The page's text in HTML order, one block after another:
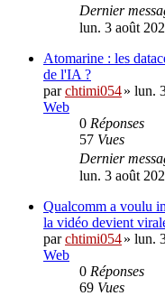
Dernier
lun. 3 août
Atomarine : les
de l'IA ?
parchtimi054» lun.
Web
0 Réponses
57 Vues
Dernier
lun. 3 août
Qualcomm a voulu
la vidéo devient
parchtimi054» lun.
Web
0 Réponses
69 Vues